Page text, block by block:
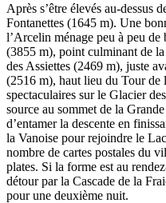
Après s’être élevés au-dessus
Fontanettes (1645 m). Une
l’Arcelin ménage peu à peu de
(3855 m), point culminant de
des Assiettes (2469 m), juste
(2516 m), haut lieu du Tour de
spectaculaires sur le Glacier
source au sommet de la
d’entamer la descente en
la Vanoise pour rejoindre le
nombre de cartes postales du
plates. Si la forme est au
détour par la Cascade de la
pour une deuxième nuit.